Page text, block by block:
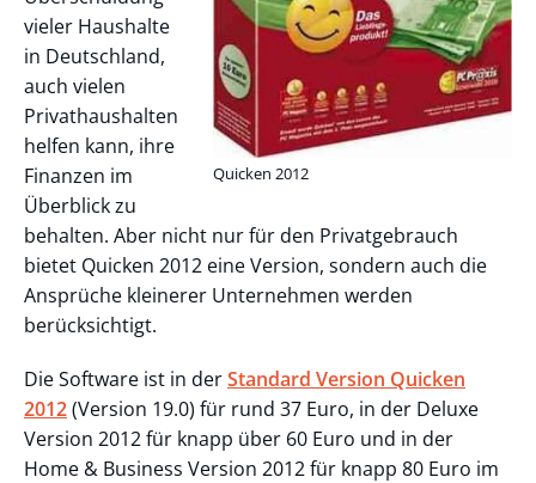
Quicken 2012
vieler Haushalte
in Deutschland,
auch vielen
Privathaushalten
helfen kann, ihre
Finanzen im
Überblick zu
behalten. Aber nicht nur für den Privatgebrauch
bietet Quicken 2012 eine Version, sondern auch die
Ansprüche kleinerer Unternehmen werden
berücksichtigt.
Die Software ist in derStandard Version Quicken
2012(Version 19.0) für rund 37 Euro, in der Deluxe
Version 2012 für knapp über 60 Euro und in der
Home & Business Version 2012 für knapp 80 Euro im